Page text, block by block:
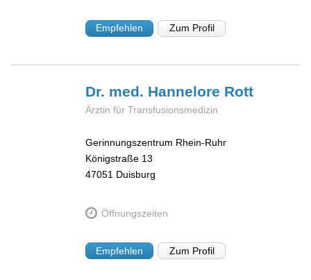
Empfehlen Zum Profil
Dr. med. Hannelore Rott
Ärztin für Transfusionsmedizin
Gerinnungszentrum Rhein-Ruhr
Königstraße 13
47051 Duisburg
Öffnungszeiten
Empfehlen Zum Profil